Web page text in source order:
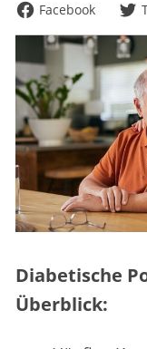
Facebook
Diabetische
Überblick: